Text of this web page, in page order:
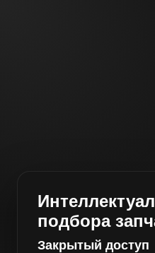
подбора
Закрытый доступ